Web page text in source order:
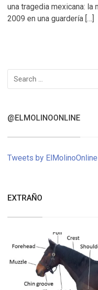
una tragedia mexicana: la
2009 en una guardería […]
Search
for:
@ELMOLINOONLINE
Tweets by ElMolinoOnline
EXTRAÑO